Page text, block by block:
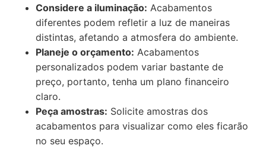
Considere a iluminação: Acabamentos
diferentes podem refletir a luz de maneiras
distintas, afetando a atmosfera do ambiente.
Planeje o orçamento: Acabamentos
personalizados podem variar bastante de
preço, portanto, tenha um plano financeiro
claro.
Peça amostras: Solicite amostras dos
acabamentos para visualizar como eles ficarão
no seu espaço.